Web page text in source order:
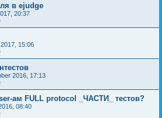
в ejudge
20:37
15:06
2016, 17:13
ам FULL protocol _ЧАСТИ_ тестов?
08:40